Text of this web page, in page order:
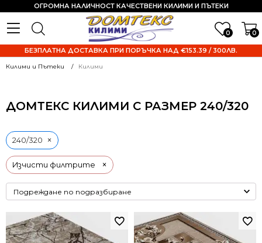
0 0
ОГРОМНА НАЛИЧНОСТ КАЧЕСТВЕНИ КИЛИМИ И ПЪТЕКИ
БЕЗПЛАТНА ДОСТАВКА ПРИ ПОРЪЧКА НАД €153.39 / 300ЛВ.
Килими и Пътеки Килими
ДОМТЕКС КИЛИМИ С РАЗМЕР 240/320
Изчисти филтрите ×
240/320 ×